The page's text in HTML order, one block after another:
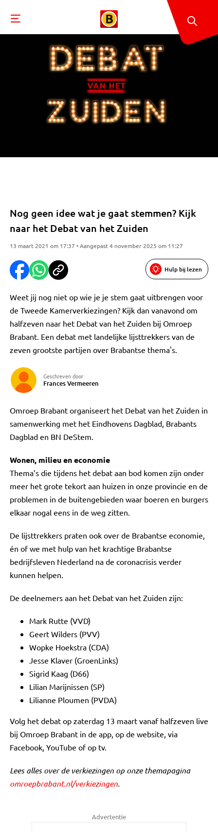
Nog geen idee wat je gaat stemmen? Kijk
naar het Debat van het Zuiden
13 maart 2021 om 17:37 • Aangepast 4 november 2025 om 11:27
Hulp bij lezen
Weet jij nog niet op wie je je stem gaat uitbrengen voor
de Tweede Kamerverkiezingen? Kijk dan vanavond om
halfzeven naar het Debat van het Zuiden bij Omroep
Brabant. Een debat met landelijke lijsttrekkers van de
zeven grootste partijen over Brabantse thema's.
Geschreven door
Frances Vermeeren
Omroep Brabant organiseert het Debat van het Zuiden in
samenwerking met het Eindhovens Dagblad, Brabants
Dagblad en BN DeStem.
Wonen, milieu en economie
Thema’s die tijdens het debat aan bod komen zijn onder
meer het grote tekort aan huizen in onze provincie en de
problemen in de buitengebieden waar boeren en burgers
elkaar nogal eens in de weg zitten.
De lijsttrekkers praten ook over de Brabantse economie,
én of we met hulp van het krachtige Brabantse
bedrijfsleven Nederland na de coronacrisis verder
kunnen helpen.
De deelnemers aan het Debat van het Zuiden zijn:
Mark Rutte (VVD)
Geert Wilders (PVV)
Wopke Hoekstra (CDA)
Jesse Klaver (GroenLinks)
Sigrid Kaag (D66)
Lilian Marijnissen (SP)
Lilianne Ploumen (PVDA)
Volg het debat op zaterdag 13 maart vanaf halfzeven live
bij Omroep Brabant in de app, op de website, via
Facebook, YouTube of op tv.
Lees alles over de verkiezingen op onze themapagina
omroepbrabant.nl/verkiezingen.
Advertentie